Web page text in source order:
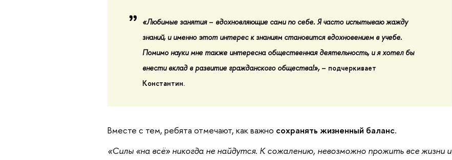
«Любимые занятия – вдохновляющие сами по себе. Я часто испытываю жажду
знаний, и именно этот интерес к знаниям становится вдохновением в учебе.
Помимо науки мне также интересна общественная деятельность, и я хотел бы
внести вклад в развитие гражданского общества!», – подчеркивает
Константин.
Вместе с тем, ребята отмечают, как важно сохранять жизненный баланс.
«Силы «на всё» никогда не найдутся. К сожалению, невозможно прожить все жизни и